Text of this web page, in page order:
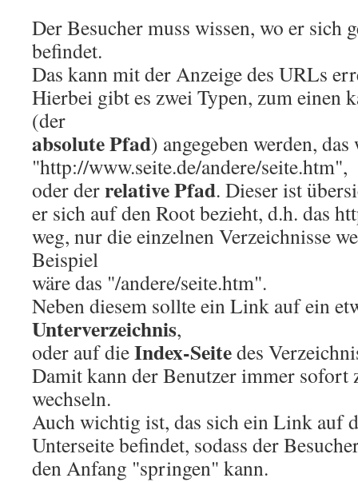
Der Besucher muss wissen, wo er sich
befindet.
Das kann mit der Anzeige des URLs
Hierbei gibt es zwei Typen, zum einen
(der
absolute Pfad) angegeben werden, das
"http://www.seite.de/andere/seite.htm",
oder derrelative Pfad. Dieser ist
er sich auf den Root bezieht, d.h. das
weg, nur die einzelnen Verzeichnisse
Beispiel
wäre das "/andere/seite.htm".
Neben diesem sollte ein Link auf ein
Unterverzeichnis,
oder auf dieIndex-Seitedes
Damit kann der Benutzer immer sofort
wechseln.
Auch wichtig ist, das sich ein Link auf
Unterseite befindet, sodass der
den Anfang "springen" kann.